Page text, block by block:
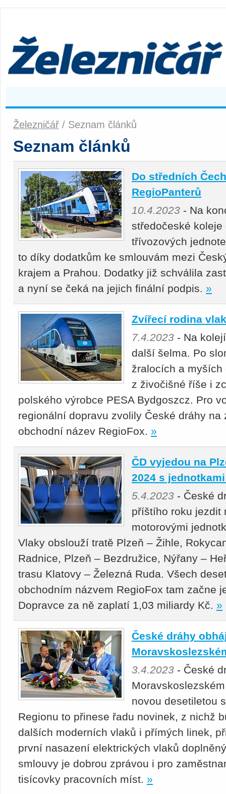
Železničář / Seznam článků
Seznam článků
Do středních
RegioPanterů
10.4.2023 - Na
středočeské
třívozových
to díky dodatkům ke smlouvám mezi
krajem a Prahou. Dodatky již schválila
a nyní se čeká na jejich finální podpis. »
Zvířecí rodina
7.4.2023 - Na
další šelma. Po
žralocích a
z živočišné říše i
polského výrobce PESA Bydgoszcz. Pro
regionální dopravu zvolily České dráhy na
obchodní název RegioFox. »
ČD vyjedou na
2024 s
5.4.2023 - České
příštího roku jezdit
motorovými
Vlaky obslouží tratě Plzeň – Žihle,
Radnice, Plzeň – Bezdružice, Nýřany –
trasu Klatovy – Železná Ruda. Všech
obchodním názvem RegioFox tam začne
Dopravce za ně zaplatí 1,03 miliardy Kč. »
České dráhy
3.4.2023 - České
novou desetiletou
Regionu to přinese řadu novinek, z nichž
dalších moderních vlaků i přímých linek,
první nasazení elektrických vlaků
smlouvy je dobrou zprávou i pro
tisícovky pracovních míst. »